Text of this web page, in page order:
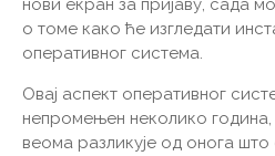
нови екран за пријаву, сада
о томе како ће изгледати
оперативног система.
Овај аспект оперативног
непромењен неколико
веома разликује од онога